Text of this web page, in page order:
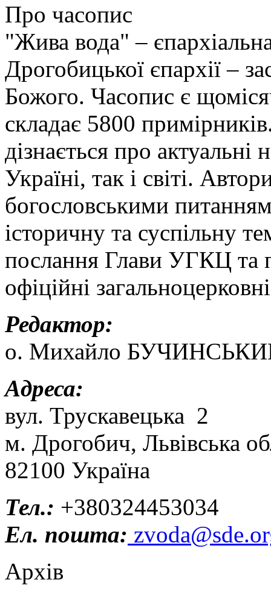
Про часопис
"Жива вода" –
Дрогобицької єпархії –
Божого. Часопис є
складає 5800
дізнається про
Україні, так і світі.
богословськими
історичну та суспільну
послання Глави УГКЦ та
офіційні
Редактор:
о. Михайло
Адреса:
вул. Трускавецька 2
м. Дрогобич, Львівська
82100 Україна
Тел.: +380324453034
Ел. пошта:
Архів